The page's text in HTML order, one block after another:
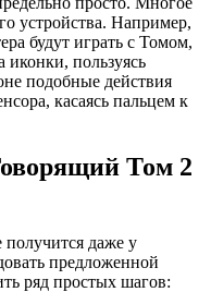
устройства. Например,
будут играть с Томом,
пользуясь
подобные действия
касаясь пальцем к
Том 2
получится даже у
предложенной
ряд простых шагов: